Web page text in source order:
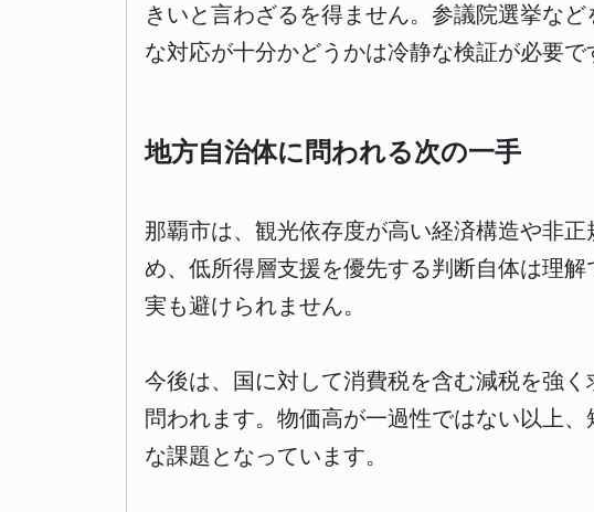
きいと言わざるを得ません。参議院選挙な
な対応が十分かどうかは冷静な検証が必要で
地方自治体に問われる次の一手
那覇市は、観光依存度が高い経済構造や非
め、低所得層支援を優先する判断自体は理解
実も避けられません。
今後は、国に対して消費税を含む減税を強
問われます。物価高が一過性ではない以上
な課題となっています。